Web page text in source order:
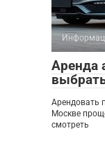
Аренда
Арендовать
Москве
смотреть